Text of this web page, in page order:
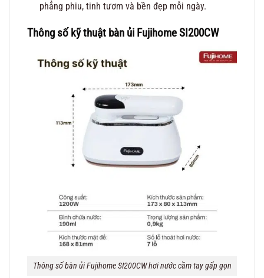
phẳng phiu, tinh tươm và bền đẹp mỗi ngày.
Thông số kỹ thuật bàn ủi Fujihome SI200CW
Thông số bàn ủi Fujihome SI200CW hơi nước cầm tay gấp gọn